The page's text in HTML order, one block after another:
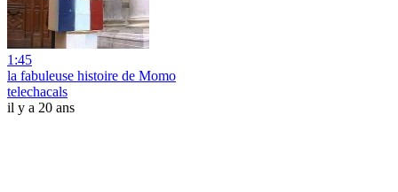
1:45
la fabuleuse histoire de Momo
telechacals
il y a 20 ans